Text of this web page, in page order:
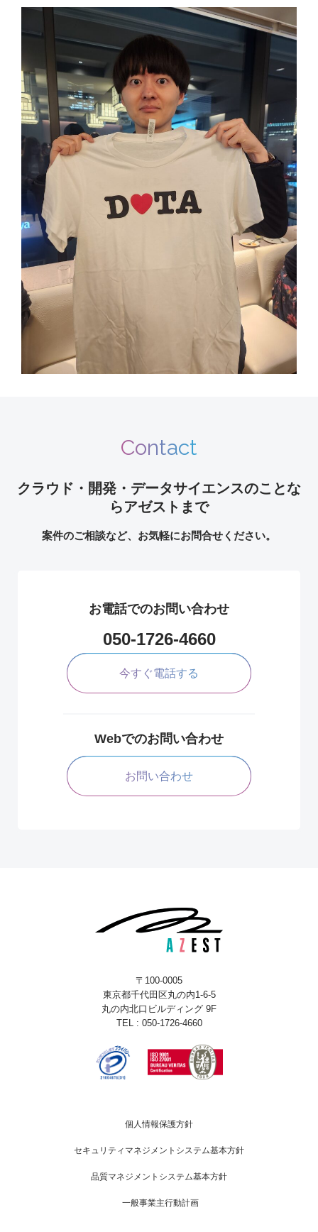
Contact
クラウド・開発・データサイエンスのことな
らアゼストまで
案件のご相談など、お気軽にお問合せください。
お電話でのお問い合わせ
050-1726-4660
今すぐ電話する
Webでのお問い合わせ
お問い合わせ
〒100-0005
東京都千代田区丸の内1-6-5
丸の内北口ビルディング 9F
TEL : 050-1726-4660
個人情報保護方針
セキュリティマネジメントシステム基本方針
品質マネジメントシステム基本方針
一般事業主行動計画